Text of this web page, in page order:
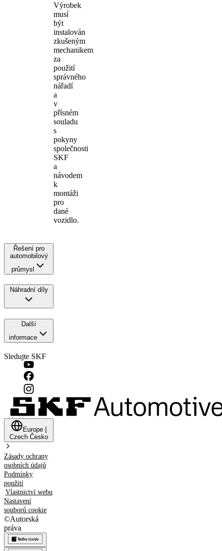
Výrobek
musí
být
instalován
zkušeným
mechanikem
za
použití
správného
nářadí
a
v
přísném
souladu
s
pokyny
společnosti
SKF
a
návodem
k
montáži
pro
dané
vozidlo.
Řešení pro
automobilový
průmysl
Náhradní díly
Další
informace
Sledujte SKF
Europe
Czech Česko
Zásady ochrany
osobních údajů
Podmínky
použití
Vlastnictví webu
Nastavení
souborů cookie
©Autorská
práva